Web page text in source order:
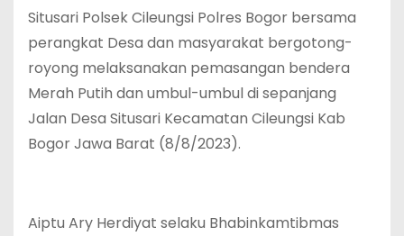
Situsari Polsek Cileungsi Polres Bogor bersama
perangkat Desa dan masyarakat bergotong-
royong melaksanakan pemasangan bendera
Merah Putih dan umbul-umbul di sepanjang
Jalan Desa Situsari Kecamatan Cileungsi Kab
Bogor Jawa Barat (8/8/2023).
Aiptu Ary Herdiyat selaku Bhabinkamtibmas